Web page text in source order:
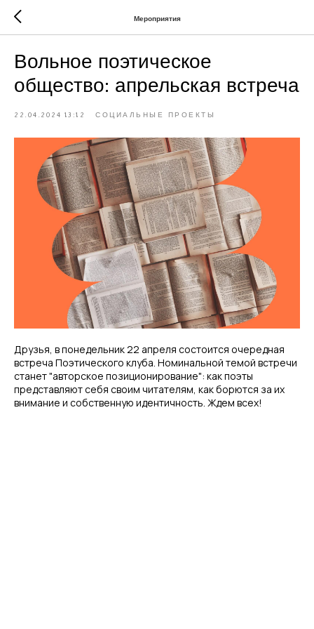
Мероприятия
Вольное поэтическое
общество: апрельская встреча
22.04.2024 13:12 СОЦИАЛЬНЫЕ ПРОЕКТЫ
Друзья, в понедельник 22 апреля состоится очередная
встреча Поэтического клуба. Номинальной темой встречи
станет "авторское позиционирование": как поэты
представляют себя своим читателям, как борются за их
внимание и собственную идентичность. Ждем всех!